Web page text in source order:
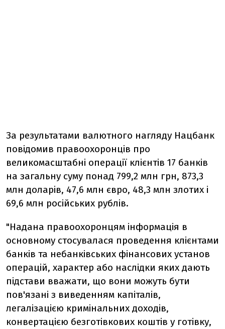
За результатами валютного нагляду Нацбанк
повідомив правоохоронців про
великомасштабні операції клієнтів 17 банків
на загальну суму понад 799,2 млн грн, 873,3
млн доларів, 47,6 млн євро, 48,3 млн злотих і
69,6 млн російських рублів.
"Надана правоохоронцям інформація в
основному стосувалася проведення клієнтами
банків та небанківських фінансових установ
операцій, характер або наслідки яких дають
підстави вважати, що вони можуть бути
пов'язані з виведенням капіталів,
легалізацією кримінальних доходів,
конвертацією безготівкових коштів у готівку,